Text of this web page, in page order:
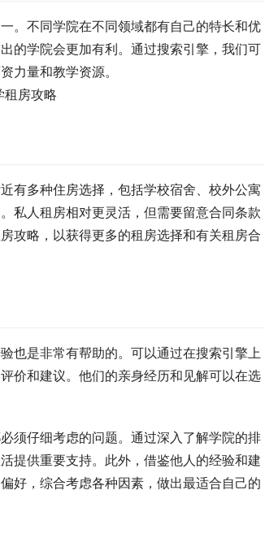
。不同学院在不同领域都有自己的特长和优
的学院会更加有利。通过搜索引擎，我们可
力量和教学资源。
有多种住房选择，包括学校宿舍、校外公寓
私人租房相对更灵活，但需要留意合同条款
攻略，以获得更多的租房选择和有关租房合
也是非常有帮助的。可以通过在搜索引擎上
价和建议。他们的亲身经历和见解可以在选
须仔细考虑的问题。通过深入了解学院的排
提供重要支持。此外，借鉴他人的经验和建
好，综合考虑各种因素，做出最适合自己的